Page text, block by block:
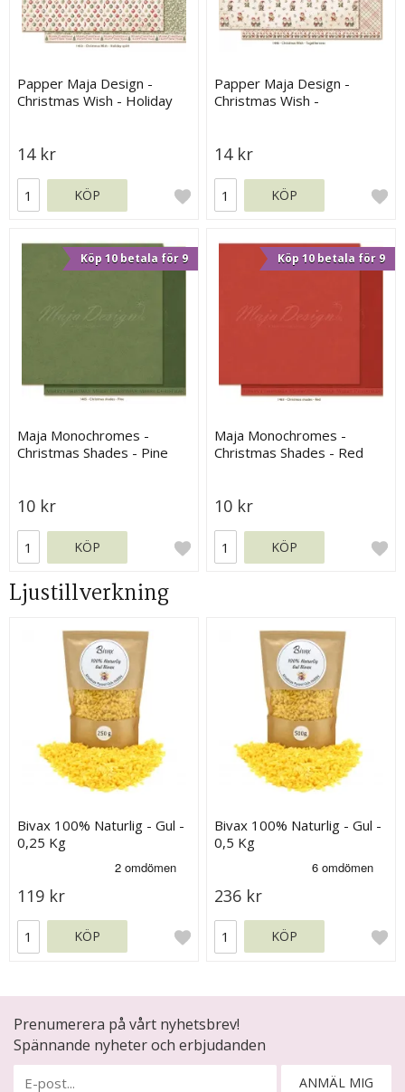
Papper Maja Design -
Christmas Wish - Holiday
14 kr
KÖP
Papper Maja Design -
Christmas Wish -
14 kr
KÖP
Köp 10 betala för 9
Maja Monochromes -
Christmas Shades - Pine
10 kr
KÖP
Köp 10 betala för 9
Maja Monochromes -
Christmas Shades - Red
10 kr
KÖP
Ljustillverkning
Bivax 100% Naturlig - Gul -
0,25 Kg
119 kr
KÖP
Bivax 100% Naturlig - Gul -
0,5 Kg
236 kr
KÖP
Prenumerera på vårt nyhetsbrev!
Spännande nyheter och erbjudanden
ANMÄL MIG